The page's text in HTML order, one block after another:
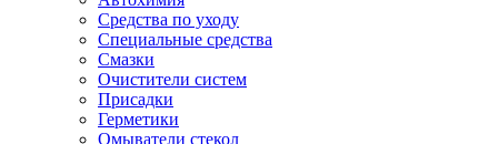
Средства по уходу
Специальные средства
Смазки
Очистители систем
Присадки
Герметики
Омыватели стекол